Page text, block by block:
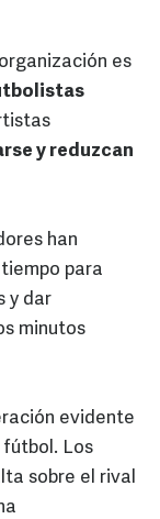
es
y reduzcan
han
para
y dar
minutos
evidente
Los
sobre el rival